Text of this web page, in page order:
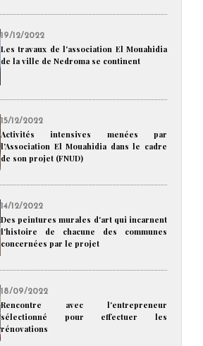
19/12/2022
Les travaux de l'association El Mouahidia
de la ville de Nedroma se continent
15/12/2022
Activités intensives menées par
l'Association El Mouahidia dans le cadre
de son projet (FNUD)
14/12/2022
Des peintures murales d'art qui incarnent
l'histoire de chacune des communes
concernées par le projet
18/09/2022
Rencontre avec l'entrepreneur
sélectionné pour effectuer les
rénovations